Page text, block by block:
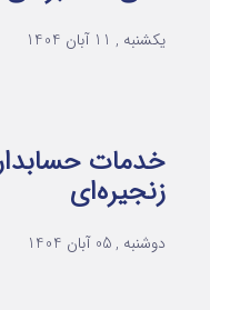
یکشنبه , 11 آبان 1404
خدمات
زنجیره‌ای
دوشنبه , 05 آبان 1404